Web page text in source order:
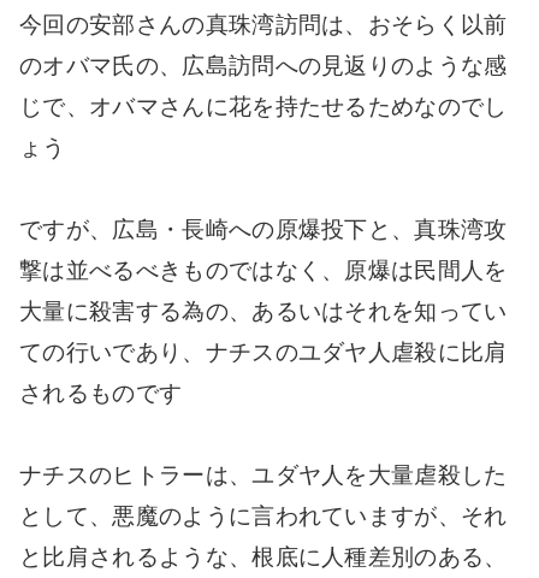
今回の安部さんの真珠湾訪問は、おそらく以前
のオバマ氏の、広島訪問への見返りのような感
じで、オバマさんに花を持たせるためなのでし
ょう
ですが、広島・長崎への原爆投下と、真珠湾攻
撃は並べるべきものではなく、原爆は民間人を
大量に殺害する為の、あるいはそれを知ってい
ての行いであり、ナチスのユダヤ人虐殺に比肩
されるものです
ナチスのヒトラーは、ユダヤ人を大量虐殺した
として、悪魔のように言われていますが、それ
と比肩されるような、根底に人種差別のある、